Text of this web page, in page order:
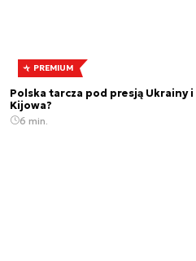
PREMIUM
Polska tarcza pod presją Ukrainy
Kijowa?
6 min.